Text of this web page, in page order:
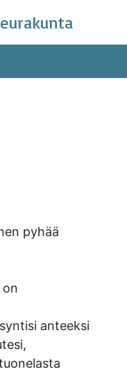
pyhää
on
anteeksi